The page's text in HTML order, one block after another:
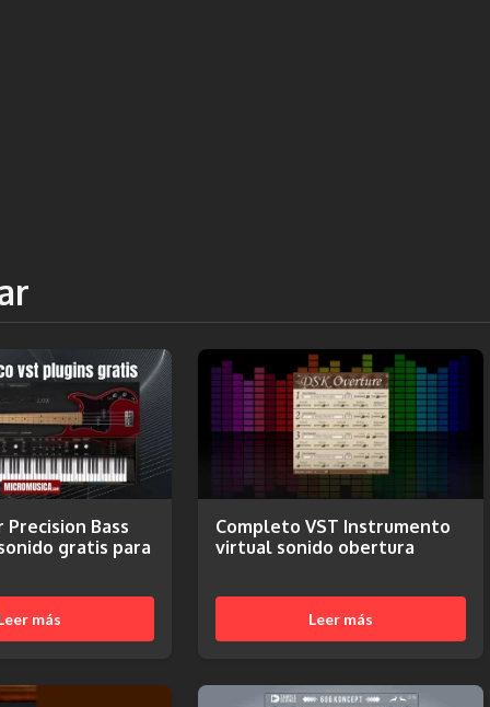
Precision Bass
gratis para
más
Completo VST Instrumento
virtual sonido obertura
Leer más